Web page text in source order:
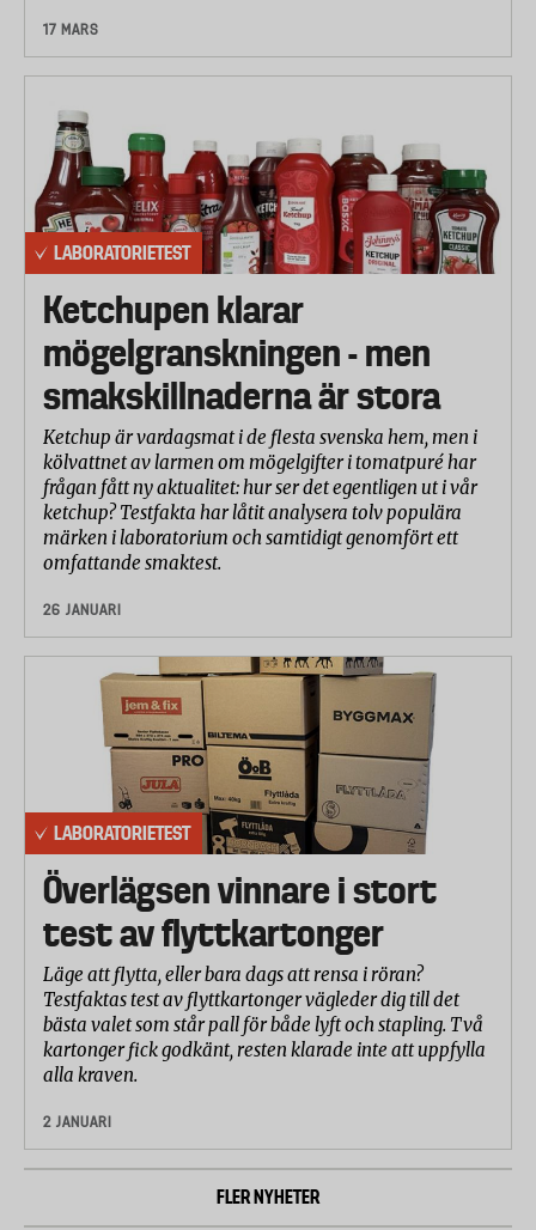
17 MARS
LABORATORIETEST
Ketchupen klarar
mögelgranskningen - men
smakskillnaderna är stora
Ketchup är vardagsmat i de flesta svenska hem, men i
kölvattnet av larmen om mögelgifter i tomatpuré har
frågan fått ny aktualitet: hur ser det egentligen ut i vår
ketchup? Testfakta har låtit analysera tolv populära
märken i laboratorium och samtidigt genomfört ett
omfattande smaktest.
26 JANUARI
LABORATORIETEST
Överlägsen vinnare i stort
test av flyttkartonger
Läge att flytta, eller bara dags att rensa i röran?
Testfaktas test av flyttkartonger vägleder dig till det
bästa valet som står pall för både lyft och stapling. Två
kartonger fick godkänt, resten klarade inte att uppfylla
alla kraven.
2 JANUARI
FLER NYHETER